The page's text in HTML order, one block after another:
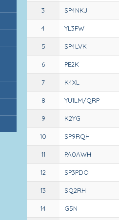
3 SP4NKJ
4 YL3FW
5 SP4LVK
6 PE2K
7 K4XL
8 YU1LM/QRP
9 K2YG
10 SP9RQH
11 PA0AWH
12 SP3PDO
13 SQ2RH
14 G5N